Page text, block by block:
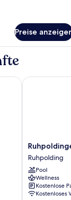
Preise
Ruhpoldinger
Hof
Ruhpolding
Ruhpolding
Pool
Wellness
Kostenlose
Kostenloses
Ruhpoldinger